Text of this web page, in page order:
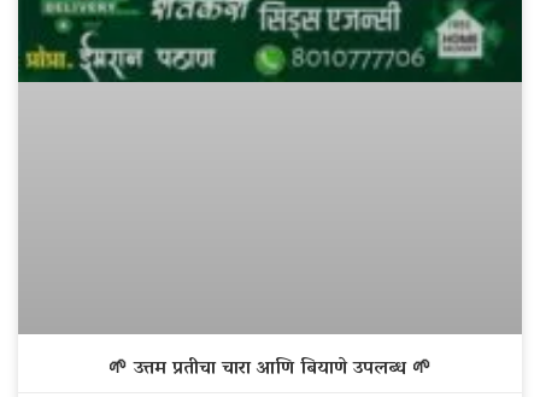
🌱 उत्तम प्रतीचा चारा आणि बियाणे उपलब्ध 🌱